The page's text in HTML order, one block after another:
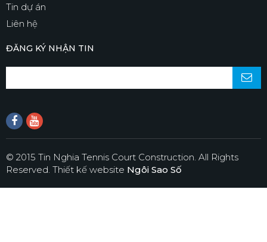
Tin dự án
Liên hệ
ĐĂNG KÝ NHẬN TIN
© 2015 Tin Nghia Tennis Court Construction. All Rights
Reserved. Thiết kế website Ngôi Sao Số